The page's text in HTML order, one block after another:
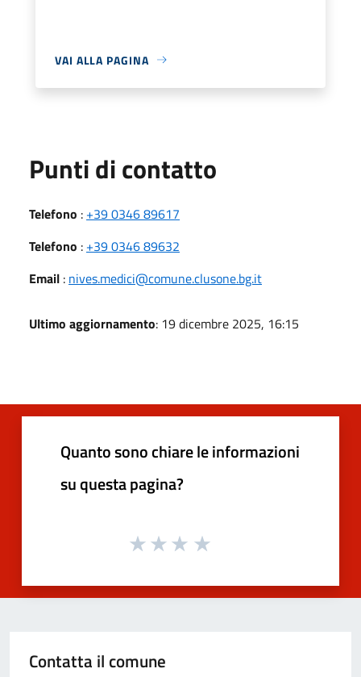
VAI ALLA PAGINA
Punti di contatto
Telefono : +39 0346 89617
Telefono : +39 0346 89632
Email : nives.medici@comune.clusone.bg.it
Ultimo aggiornamento: 19 dicembre 2025, 16:15
Quanto sono chiare le informazioni
su questa pagina?
Contatta il comune